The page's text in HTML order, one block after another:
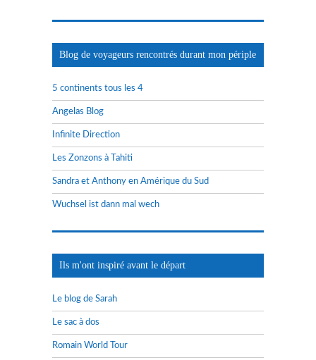
Blog de voyageurs rencontrés durant mon périple
5 continents tous les 4
Angelas Blog
Infinite Direction
Les Zonzons à Tahiti
Sandra et Anthony en Amérique du Sud
Wuchsel ist dann mal wech
Ils m'ont inspiré avant le départ
Le blog de Sarah
Le sac à dos
Romain World Tour